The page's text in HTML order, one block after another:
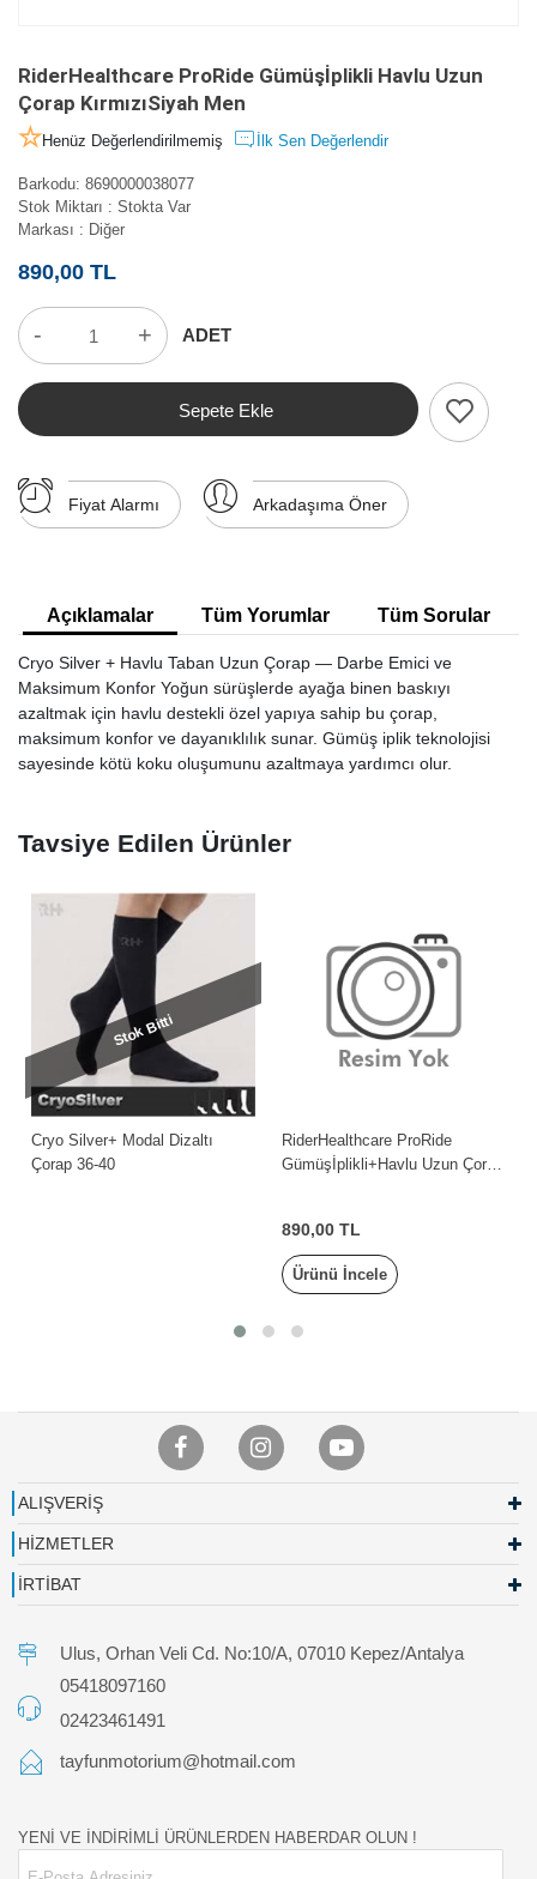
RiderHealthcare ProRide Gümüşİplikli Havlu Uzun
Çorap KırmızıSiyah Men
Henüz Değerlendirilmemiş İlk Sen Değerlendir
Barkodu: 8690000038077
Stok Miktarı : Stokta Var
Markası : Diğer
890,00 TL
- + ADET
Sepete Ekle
Fiyat Alarmı Arkadaşıma Öner
Açıklamalar Tüm Yorumlar Tüm Sorular
Cryo Silver + Havlu Taban Uzun Çorap — Darbe Emici ve
Maksimum Konfor Yoğun sürüşlerde ayağa binen baskıyı
azaltmak için havlu destekli özel yapıya sahip bu çorap,
maksimum konfor ve dayanıklılık sunar. Gümüş iplik teknolojisi
sayesinde kötü koku oluşumunu azaltmaya yardımcı olur.
Tavsiye Edilen Ürünler
Stok Bitti
Cryo Silver+ Modal Dizaltı
Çorap 36-40
RiderHealthcare ProRide
Gümüşİplikli+Havlu Uzun Çorap
890,00 TL
Ürünü İncele
ALIŞVERİŞ
HİZMETLER
İRTİBAT
Ulus, Orhan Veli Cd. No:10/A, 07010 Kepez/Antalya
05418097160
02423461491
tayfunmotorium@hotmail.com
YENİ VE İNDİRİMLİ ÜRÜNLERDEN HABERDAR OLUN !